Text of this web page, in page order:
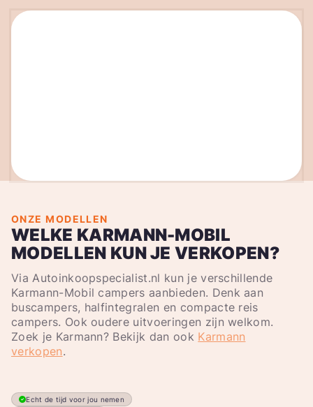
ONZE MODELLEN
WELKE KARMANN-MOBIL
MODELLEN KUN JE VERKOPEN?
Via Autoinkoopspecialist.nl kun je verschillende
Karmann-Mobil campers aanbieden. Denk aan
buscampers, halfintegralen en compacte reis
campers. Ook oudere uitvoeringen zijn welkom.
Zoek je Karmann? Bekijk dan ook Karmann
verkopen.
Echt de tijd voor jou nemen